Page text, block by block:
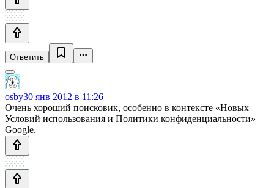
Ответить
osby30 янв 2012 в 11:26
Очень хороший поисковик, особенно в контексте «Новых
Условий использования и Политики конфиденциальности»
Google.